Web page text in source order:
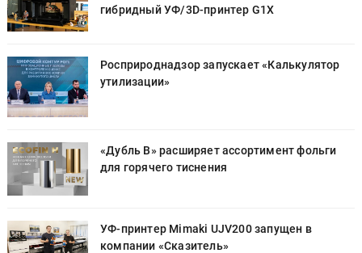
гибридный УФ/3D-принтер G1X
Росприроднадзор запускает «Калькулятор
утилизации»
«Дубль В» расширяет ассортимент фольги
для горячего тиснения
УФ-принтер Mimaki UJV200 запущен в
компании «Сказитель»